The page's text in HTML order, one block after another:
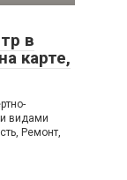
в
карте,
видами
Ремонт,